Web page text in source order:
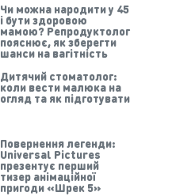
Чи можна народити у 45
і бути здоровою
мамою? Репродуктолог
пояснює, як зберегти
шанси на вагітність
Дитячий стоматолог:
коли вести малюка на
огляд та як підготувати
Повернення легенди:
Universal Pictures
презентує перший
тизер анімаційної
пригоди «Шрек 5»